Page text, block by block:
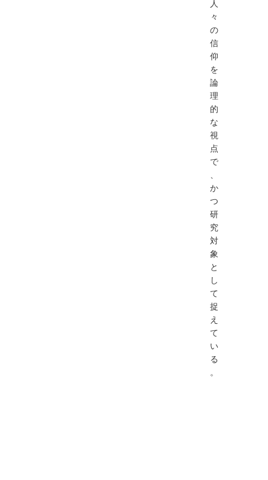
人
々
の
信
仰
を
論
理
的
な
視
点
で
、
か
つ
研
究
対
象
と
し
て
捉
え
て
い
る
。